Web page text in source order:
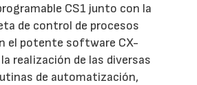
CS1 junto con la
de control de procesos
el potente software CX-
realización de las diversas
de automatización,